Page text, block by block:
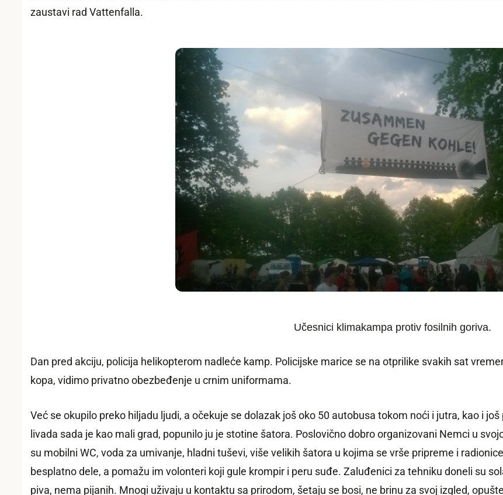
zaustavi rad Vattenfalla.
Učesnici klimakampa protiv fosilnih goriva.
Dan pred akciju, policija helikopterom nadleće kamp. Policijske marice se na otprilike svakih sat
kopa, vidimo privatno obezbeđenje u crnim uniformama.
Već se okupilo preko hiljadu ljudi, a očekuje se dolazak još oko 50 autobusa tokom noći i jutra, kao i
livada sada je kao mali grad, popunilo ju je stotine šatora. Poslovično dobro organizovani Nemci u
su mobilni WC, voda za umivanje, hladni tuševi, više velikih šatora u kojima se vrše pripreme i
besplatno dele, a pomažu im volonteri koji gule krompir i peru suđe. Zaluđenici za tehniku doneli su
piva, nema pijanih. Mnogi uživaju u kontaktu sa prirodom, šetaju se bosi, ne brinu za svoj izgled,